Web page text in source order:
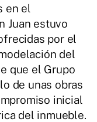
en el
Juan estuvo
por el
del
que el Grupo
de unas obras
inicial
del inmueble.